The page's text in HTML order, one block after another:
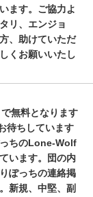
ます。ご協力よ
リ、エンジョ
、助けていただ
くお願いいたし
無料となります
待ちしています
ちのLone-Wolf
います。団の内
ぽっちの連絡掲
新規、中堅、副